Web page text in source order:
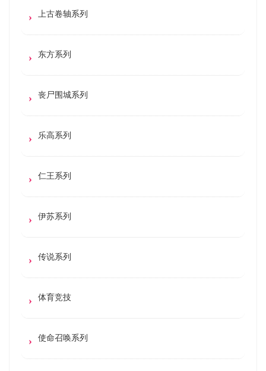
上古卷轴系列
东方系列
丧尸围城系列
乐高系列
仁王系列
伊苏系列
传说系列
体育竞技
使命召唤系列